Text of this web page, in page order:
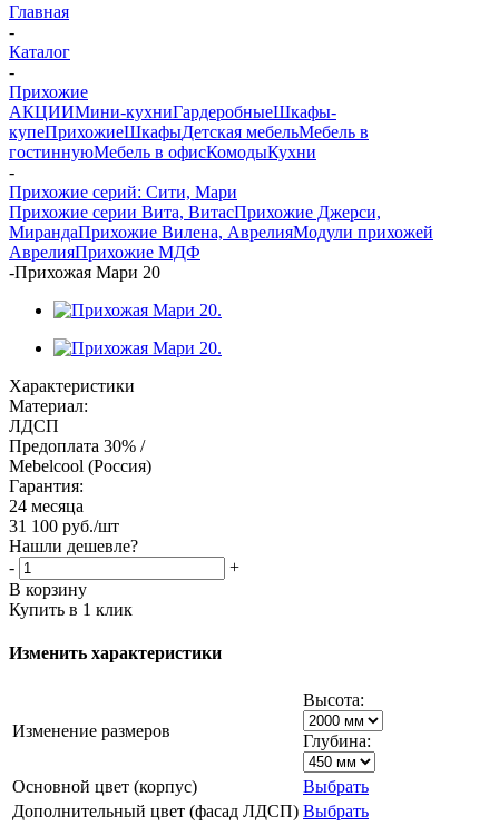
Главная
-
Каталог
-
Прихожие
АКЦИИМини-кухниГардеробныеШкафы-
купеПрихожиеШкафыДетская мебельМебель в
гостиннуюМебель в офисКомодыКухни
-
Прихожие серий: Сити, Мари
Прихожие серии Вита, ВитасПрихожие Джерси,
МирандаПрихожие Вилена, АврелияМодули прихожей
АврелияПрихожие МДФ
-Прихожая Мари 20
Характеристики
Материал:
ЛДСП
Предоплата 30% /
Mebelcool (Россия)
Гарантия:
24 месяца
31 100 руб./шт
Нашли дешевле?
-
+
В корзину
Купить в 1 клик
Изменить характеристики
Изменение размеров
Высота:
Глубина:
Основной цвет (корпус)
Выбрать
Дополнительный цвет (фасад ЛДСП) Выбрать